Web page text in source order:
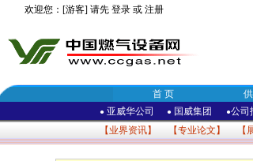
欢迎您：[游客] 请先 登录 或 注册
首 页
● 亚威华公司 ● 国威集团 ●公司
【业界资讯】 【专业论文 】 【